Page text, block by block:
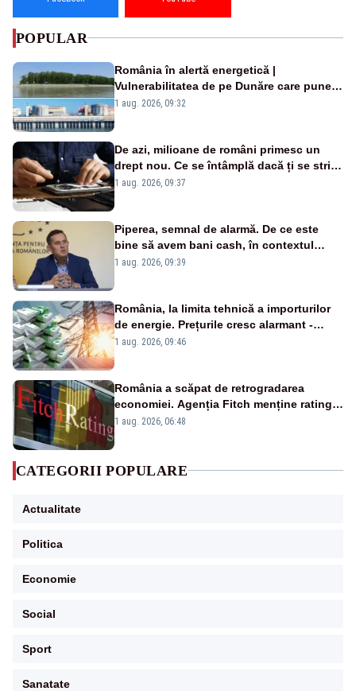
POPULAR
România în alertă energetică |
Vulnerabilitatea de pe Dunăre care pune
în pericol Centrala Cernavodă era
1 aug. 2026, 09:32
De azi, milioane de români primesc un
drept nou. Ce se întâmplă dacă ți se strică
un produs
1 aug. 2026, 09:37
Piperea, semnal de alarmă. De ce este
bine să avem bani cash, în contextul
alertei energetice?
1 aug. 2026, 09:39
România, la limita tehnică a importurilor
de energie. Prețurile cresc alarmant -
Analiză Realitatea Plus
1 aug. 2026, 09:46
România a scăpat de retrogradarea
economiei. Agenția Fitch menține ratingul
„BBB-” cu perspectivă negativă
1 aug. 2026, 06:48
CATEGORII POPULARE
Actualitate
Politica
Economie
Social
Sport
Sanatate